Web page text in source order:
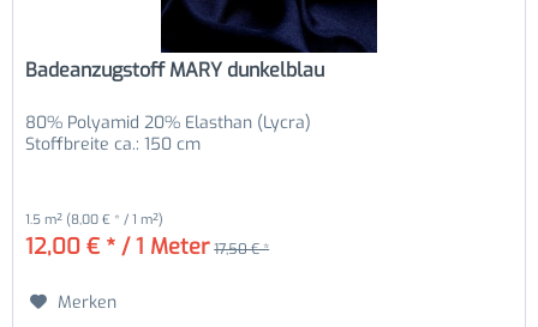
Badeanzugstoff MARY dunkelblau
80% Polyamid 20% Elasthan (Lycra)
Stoffbreite ca.: 150 cm
1.5 m² (8,00 € * / 1 m²)
12,00 € * / 1 Meter 17,50 € *
Merken